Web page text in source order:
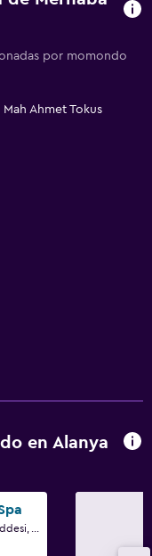
por momondo
Ahmet Tokus
en Alanya